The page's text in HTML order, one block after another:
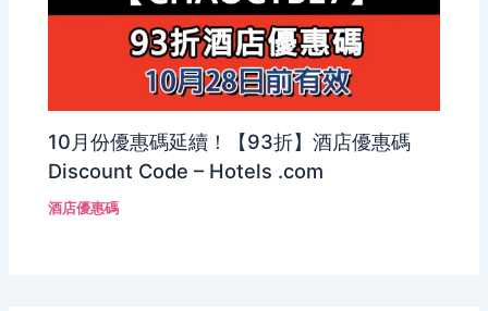
10月份優惠碼延續！【93折】酒店優惠碼
Discount Code – Hotels .com
酒店優惠碼